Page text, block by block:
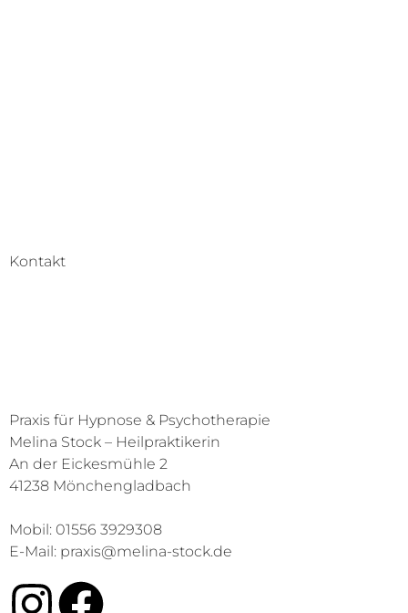
Kontakt
Praxis für Hypnose & Psychotherapie
Melina Stock – Heilpraktikerin
An der Eickesmühle 2
41238 Mönchengladbach
Mobil: 01556 3929308
E-Mail: praxis@melina-stock.de